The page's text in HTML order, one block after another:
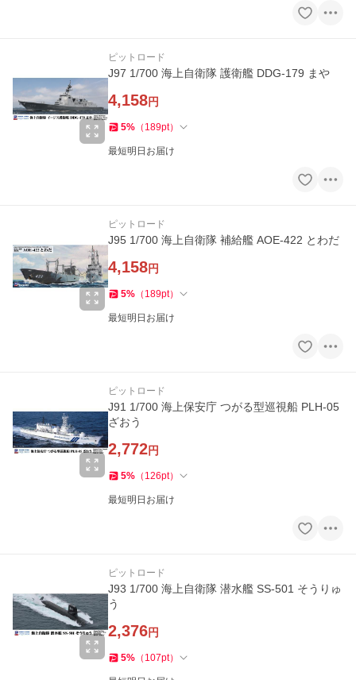
ピットロード
J97 1/700 海上自衛隊 護衛艦 DDG-179 まや
4,158円
5% （ 189pt）
最短明日お届け
ピットロード
J95 1/700 海上自衛隊 補給艦 AOE-422 とわだ
4,158円
5% （ 189pt）
最短明日お届け
ピットロード
J91 1/700 海上保安庁 つがる型巡視船 PLH-05
ざおう
2,772円
5% （ 126pt）
最短明日お届け
ピットロード
J93 1/700 海上自衛隊 潜水艦 SS-501 そうりゅ
う
2,376円
5% （ 107pt）